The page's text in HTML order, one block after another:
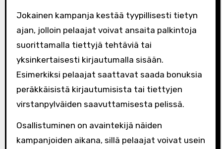
Jokainen kampanja kestää tyypillisesti tietyn
ajan, jolloin pelaajat voivat ansaita palkintoja
suorittamalla tiettyjä tehtäviä tai
yksinkertaisesti kirjautumalla sisään.
Esimerkiksi pelaajat saattavat saada bonuksia
peräkkäisistä kirjautumisista tai tiettyjen
virstanpylväiden saavuttamisesta pelissä.
Osallistuminen on avaintekijä näiden
kampanjoiden aikana, sillä pelaajat voivat usein